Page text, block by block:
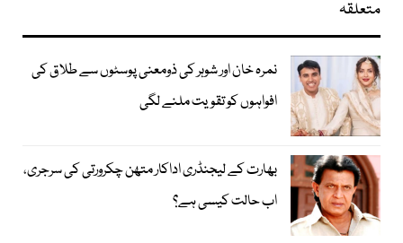
متعلقہ
نمرہ خان اور شوہر کی ذومعنی پوسٹوں سے طلاق کی
افواہوں کو تقویت ملنے لگی
بھارت کے لیجنڈری اداکار متھن چکرورتی کی سرجری،
اب حالت کیسی ہے؟